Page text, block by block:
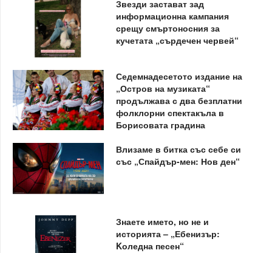
Звезди застават зад
информационна кампания
срещу смъртоносния за
кучетата „сърдечен червей“
Седемнадесетото издание на
„Остров на музиката“
продължава с два безплатни
фолклорни спектакъла в
Борисовата градина
Влизаме в битка със себе си
със „Спайдър-мен: Нов ден“
Знаете името, но не и
историята – „Ебенизър:
Kоледна песен“